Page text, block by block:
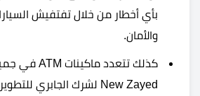
بأي أخطار من خلال تفتفيش
والأمان.
New Zayed لشرك الجابري للتطوير العقاري.